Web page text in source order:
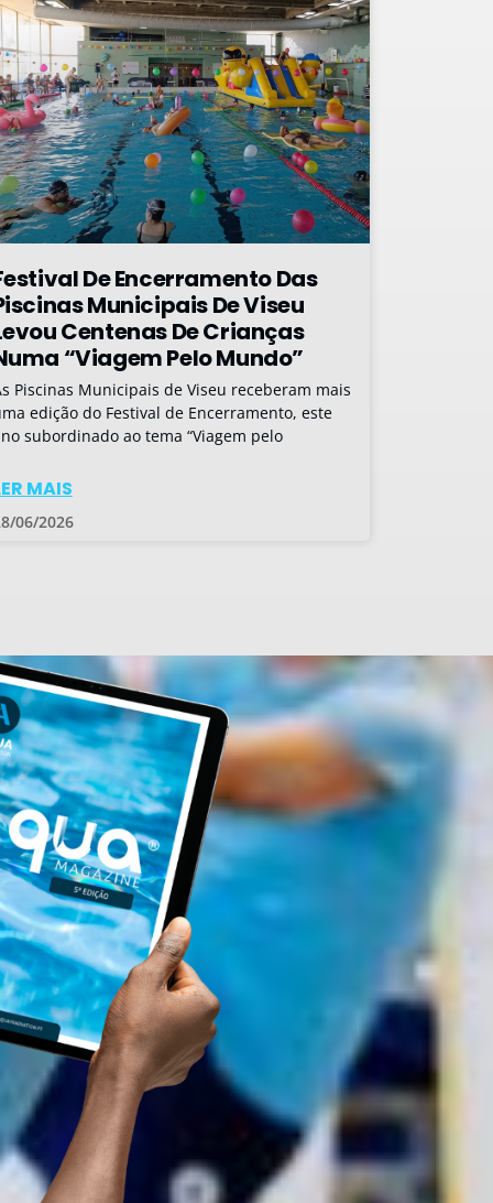
De Encerramento Das
Municipais De Viseu
Centenas De Crianças
“Viagem Pelo Mundo”
Piscinas Municipais de Viseu receberam mais
edição do Festival de Encerramento, este
subordinado ao tema “Viagem pelo
MAIS
06/2026